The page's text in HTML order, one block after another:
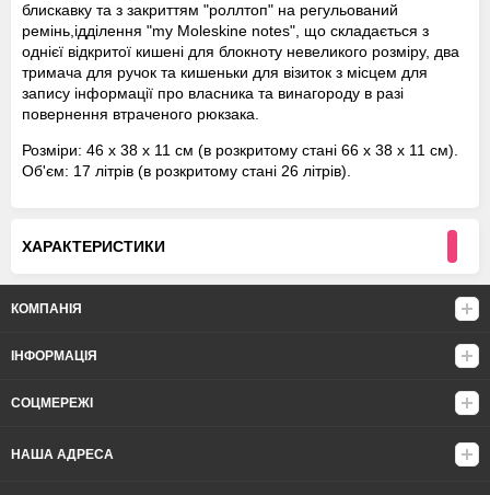
блискавку та з закриттям "роллтоп" на регульований
ремінь,ідділення "my Moleskine notes", що складається з
однієї відкритої кишені для блокноту невеликого розміру, два
тримача для ручок та кишеньки для візиток з місцем для
запису інформації про власника та винагороду в разі
повернення втраченого рюкзака.
Розміри: 46 x 38 x 11 см (в розкритому стані 66 x 38 x 11 см).
Об'єм: 17 літрів (в розкритому стані 26 літрів).
ХАРАКТЕРИСТИКИ
КОМПАНІЯ
ІНФОРМАЦІЯ
СОЦМЕРЕЖІ
НАША АДРЕСА